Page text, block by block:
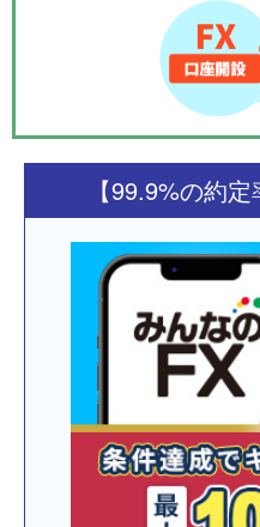
【99.9%の約